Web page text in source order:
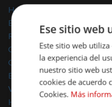
Hoteles con encanto
Escapadas con encanto
Regalar escapadas
Casas Rurales con encanto
Glamping
Escapadas Románticas
Vacaciones Familiares
Hoteles para mascotas
Ese sitio web
Este sitio web
la experiencia del
nuestro sitio web
cookies de acuerdo
Cookies. Más